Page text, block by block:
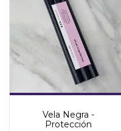
Vela Negra -
Protección